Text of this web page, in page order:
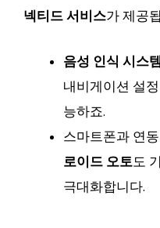
넥티드 서비스가 제공
음성 인식 시스
내비게이션 설
능하죠.
스마트폰과 연
로이드 오토 도
극대화합니다.